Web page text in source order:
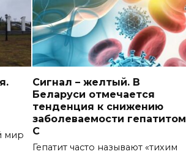
мир
Сигнал – желтый. В
Беларуси отмечается
тенденция к снижению
заболеваемости гепатитом
С
Гепатит часто называют «тихим